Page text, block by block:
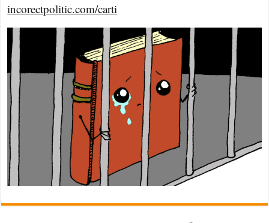
marxist
al
corectitudinii
politice
incorectpolitic.com/carti